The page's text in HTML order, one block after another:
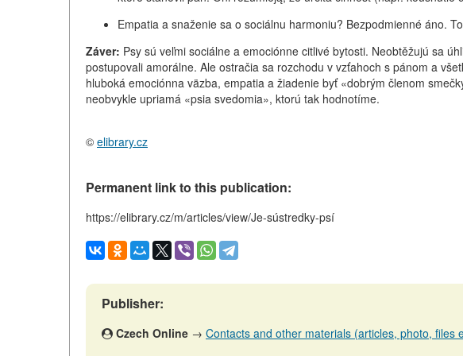
Empatia a snaženie sa o sociálnu harmoniu? Bezpodmienné áno.
Záver: Psy sú veľmi sociálne a emociónne citlivé bytosti. Neobtěžujú sa
postupovali amorálne. Ale ostračia sa rozchodu v vzťahoch s pánom a
hluboká emociónna väzba, empatia a žiadenie byť «dobrým členom
neobvykle upriamá «psia svedomia», ktorú tak hodnotíme.
© elibrary.cz
Permanent link to this publication:
https://elibrary.cz/m/articles/view/Je-sústredky-psí
Publisher:
Czech Online → Contacts and other materials (articles, photo, files